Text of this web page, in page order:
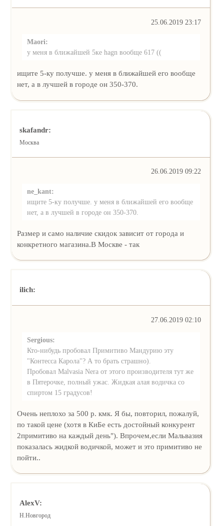
25.06.2019 23:17
Maori:
у меня в ближайшей 5ке hagn вообще 617 ((
ищите 5-ку получше. у меня в ближайшей его вообще
нет, а в лучшей в городе он 350-370.
skafandr:
Москва
26.06.2019 09:22
ne_kant:
ищите 5-ку получше. у меня в ближайшей его вообще
нет, а в лучшей в городе он 350-370.
Размер и само наличие скидок зависит от города и
конкретного магазина.В Москве - так
ilich:
27.06.2019 02:10
Sergious:
Кто-нибудь пробовал Примитиво Мандурию эту
"Контесса Карола"? А то брать страшно).
Пробовал Malvasia Nera от этого производителя тут же
в Пятерочке, полный ужас. Жидкая алая водичка со
спиртом 15 градусов!
Очень неплохо за 500 р. кмк. Я бы, повторил, пожалуй,
по такой цене (хотя в КиБе есть достойный конкурент
2примитиво на каждый день"). Впрочем,если Мальвазия
показалась жидкой водичкой, может и это примитиво не
пойти..
AlexV:
Н.Новгород